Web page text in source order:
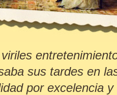
sus tardes en
por excelencia